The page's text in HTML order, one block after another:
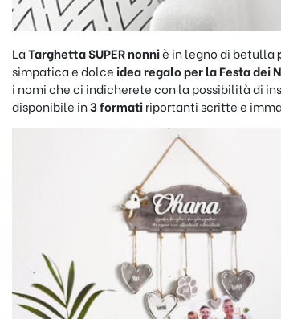
LaTarghetta SUPER nonniè in legno di betulla
simpatica e dolce idea regalo per la Festa dei
i nomi che ci indicherete con la possibilità di
disponibile in3 formatiriportanti scritte e